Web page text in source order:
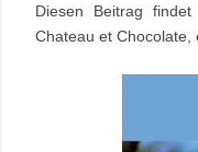
Diesen Beitrag
Chateau et Chocolate,